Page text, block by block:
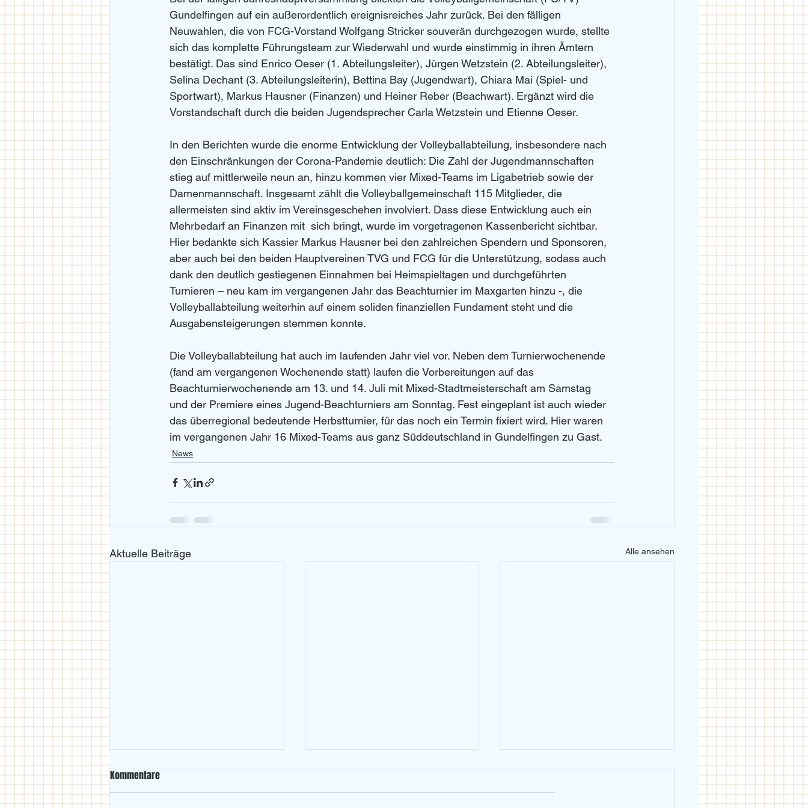
Gundelfingen auf ein außerordentlich ereignisreiches Jahr zurück. Bei den fälligen
Neuwahlen, die von FCG-Vorstand Wolfgang Stricker souverän durchgezogen wurde, stellte
sich das komplette Führungsteam zur Wiederwahl und wurde einstimmig in ihren Ämtern
bestätigt. Das sind Enrico Oeser (1. Abteilungsleiter), Jürgen Wetzstein (2. Abteilungsleiter),
Selina Dechant (3. Abteilungsleiterin), Bettina Bay (Jugendwart), Chiara Mai (Spiel- und
Sportwart), Markus Hausner (Finanzen) und Heiner Reber (Beachwart). Ergänzt wird die
Vorstandschaft durch die beiden Jugendsprecher Carla Wetzstein und Etienne Oeser.
In den Berichten wurde die enorme Entwicklung der Volleyballabteilung, insbesondere nach
den Einschränkungen der Corona-Pandemie deutlich: Die Zahl der Jugendmannschaften
stieg auf mittlerweile neun an, hinzu kommen vier Mixed-Teams im Ligabetrieb sowie der
Damenmannschaft. Insgesamt zählt die Volleyballgemeinschaft 115 Mitglieder, die
allermeisten sind aktiv im Vereinsgeschehen involviert. Dass diese Entwicklung auch ein
Mehrbedarf an Finanzen mit  sich bringt, wurde im vorgetragenen Kassenbericht sichtbar.
Hier bedankte sich Kassier Markus Hausner bei den zahlreichen Spendern und Sponsoren,
aber auch bei den beiden Hauptvereinen TVG und FCG für die Unterstützung, sodass auch
dank den deutlich gestiegenen Einnahmen bei Heimspieltagen und durchgeführten
Turnieren – neu kam im vergangenen Jahr das Beachturnier im Maxgarten hinzu -, die
Volleyballabteilung weiterhin auf einem soliden finanziellen Fundament steht und die
Ausgabensteigerungen stemmen konnte.
Die Volleyballabteilung hat auch im laufenden Jahr viel vor. Neben dem Turnierwochenende
(fand am vergangenen Wochenende statt) laufen die Vorbereitungen auf das
Beachturnierwochenende am 13. und 14. Juli mit Mixed-Stadtmeisterschaft am Samstag
und der Premiere eines Jugend-Beachturniers am Sonntag. Fest eingeplant ist auch wieder
das überregional bedeutende Herbstturnier, für das noch ein Termin fixiert wird. Hier waren
im vergangenen Jahr 16 Mixed-Teams aus ganz Süddeutschland in Gundelfingen zu Gast.
News
Aktuelle Beiträge Alle ansehen
Kommentare